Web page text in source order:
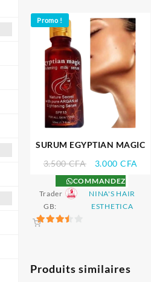
Promo !
SURUM EGYPTIAN MAGIC
3.500CFA
Le
prix
initial
3.000 CFA
COMMANDEZ
Trader
GB:
NINA'S HAIR
ESTHETICA
Produits similaires